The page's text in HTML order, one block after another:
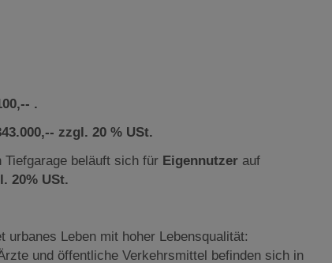
.
zzgl. 20 % USt.
Tiefgarage beläuft sich für Eigennutzer auf
20% USt.
Leben mit hoher Lebensqualität:
und öffentliche Verkehrsmittel befinden sich in